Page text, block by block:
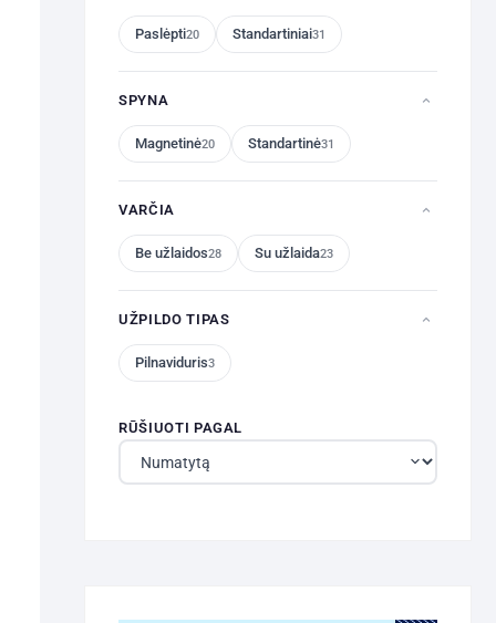
Paslėpti20 Standartiniai31
SPYNA
Magnetinė20 Standartinė31
VARČIA
Be užlaidos28 Su užlaida23
UŽPILDO TIPAS
Pilnaviduris3
RŪŠIUOTI PAGAL